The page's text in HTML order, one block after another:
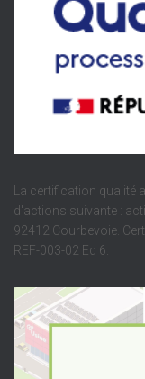
La certification qualité
d'actions suivante :
92412 Courbevoie.
REF-003-02 Ed 6.